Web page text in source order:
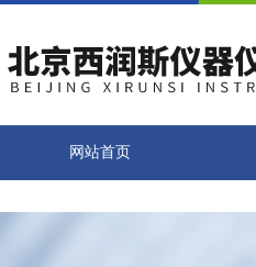
网站首页